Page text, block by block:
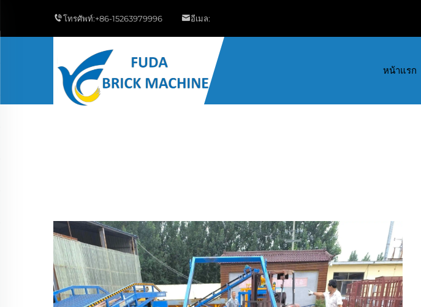
โทรศัพท์:+86-15263979996 อีเมล:
หน้าแรก